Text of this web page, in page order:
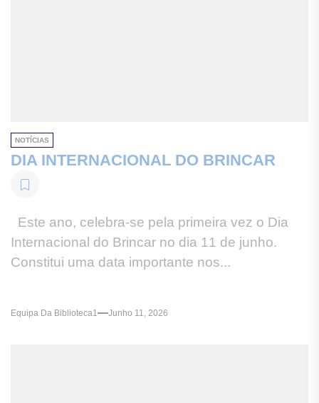
NOTÍCIAS
DIA INTERNACIONAL DO BRINCAR
Este ano, celebra-se pela primeira vez o Dia
Internacional do Brincar no dia 11 de junho.
Constitui uma data importante nos...
Equipa Da Biblioteca1 Junho 11, 2026